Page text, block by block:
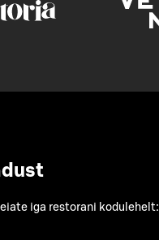
iga restorani kodulehelt: